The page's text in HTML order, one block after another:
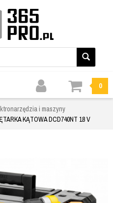
0
i maszyny
KĄTOWA DCD740NT 18 V